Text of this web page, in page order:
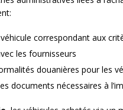
correspondant aux
les fournisseurs
douanières pour les
documents nécessaires à